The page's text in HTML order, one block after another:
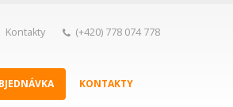
Kontakty (+420) 778 074 778
KONTAKTY